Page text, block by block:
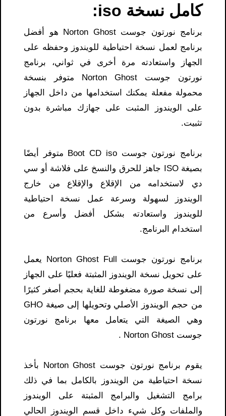
كامل نسخة iso:
برنامج نورتون جوست Norton Ghost هو أفضل
برنامج لعمل نسخة احتياطية للويندوز وحفظه على
الجهاز واستعادته مرة أخرى في ثواني، برنامج
نورتون جوست Norton Ghost متوفر بنسخة
محمولة مفعلة يمكنك استخدامها من داخل الجهاز
على الويندوز المثبت على جهازك مباشرة بدون
تثبيت.
برنامج نورتون جوست Boot CD iso متوفر أيضًا
بصيغة ISO جاهز للحرق والنسخ على فلاشة أو سي
دي لاستخدامه من الإقلاع والإقلاع من خارج
الويندوز لسهولة وسرعة عمل نسخة احتياطية
للويندوز واستعادته بشكل أفضل وأسرع من
استخدام البرنامج.
برنامج نورتون جوست Norton Ghost Full يعمل
على تحويل نسخة الويندوز المثبتة فعليًا على الجهاز
إلى نسخة صورة مضغوطة للغاية بحجم أصغر كثيرًا
من حجم الويندوز الأصلي وتحويلها إلى صيغة GHO
وهي الصيغة التي يتعامل معها برنامج نورتون
جوست Norton Ghost .
يقوم برنامج نورتون جوست Norton Ghost بأخذ
نسخة احتياطية من الويندوز بالكامل بما في ذلك
برامج التشغيل والبرامج المثبتة على الويندوز
والملفات وكل شيء داخل قسم الويندوز الحالي